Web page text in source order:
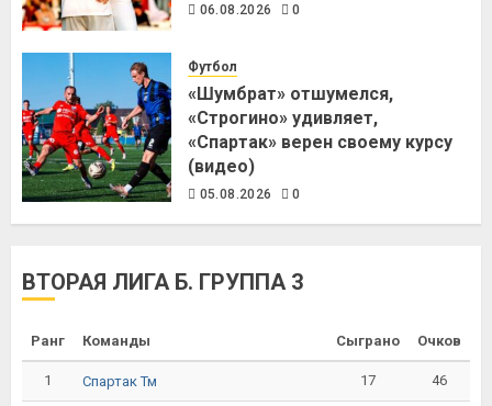
06.08.2026 0
Футбол
«Шумбрат» отшумелся,
«Строгино» удивляет,
«Спартак» верен своему курсу
(видео)
05.08.2026 0
ВТОРАЯ ЛИГА Б. ГРУППА 3
Ранг Команды Сыграно Очков
1 Спартак Тм 17 46